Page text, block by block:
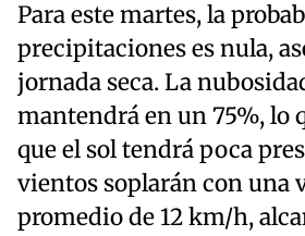
Para este martes, la
precipitaciones es nula,
jornada seca. La
mantendrá en un 75%, lo
que el sol tendrá poca
vientos soplarán con una
promedio de 12 km/h,